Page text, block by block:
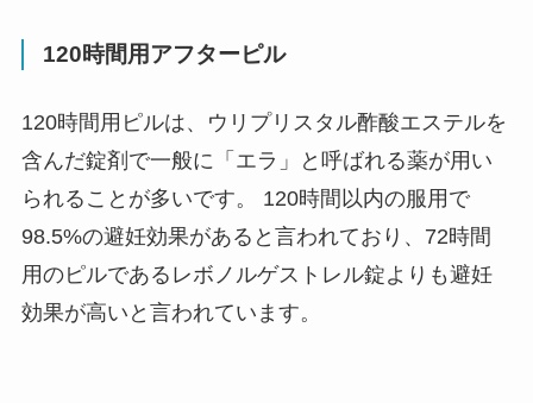
120時間用アフターピル
120時間用ピルは、ウリプリスタル酢酸エステルを
含んだ錠剤で一般に「エラ」と呼ばれる薬が用い
られることが多いです。 120時間以内の服用で
98.5%の避妊効果があると言われており、72時間
用のピルであるレボノルゲストレル錠よりも避妊
効果が高い と言われています。